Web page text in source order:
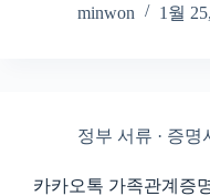
minwon
1월
정부 서류 · 증명
카카오톡 가족관계증